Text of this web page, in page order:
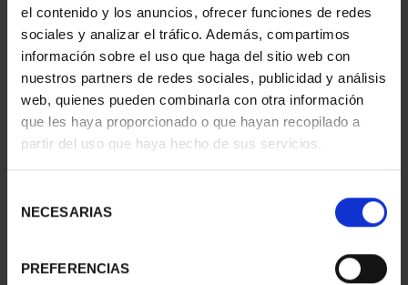
el contenido y los anuncios, ofrecer funciones de redes
sociales y analizar el tráfico. Además, compartimos
información sobre el uso que haga del sitio web con
nuestros partners de redes sociales, publicidad y análisis
web, quienes pueden combinarla con otra información
que les haya proporcionado o que hayan recopilado a
partir del uso que haya hecho de sus servicios.
NECESARIAS
PREFERENCIAS
VICTORIA (SERIES IV)
CENTURY GALLEON